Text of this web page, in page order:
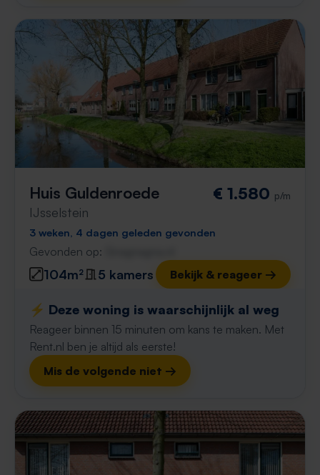
Huis Guldenroede
IJsselstein
€ 1.580 p/m
3 weken, 4 dagen geleden gevonden
Gevonden op:
104m² 5 kamers Bekijk & reageer →
⚡️ Deze woning is waarschijnlijk al weg
Reageer binnen 15 minuten om kans te maken. Met
Rent.nl ben je altijd als eerste!
Mis de volgende niet →